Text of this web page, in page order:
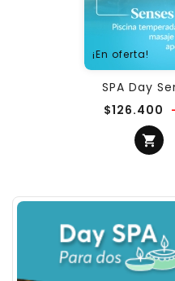
¡En oferta!
SPA Day
$126.400